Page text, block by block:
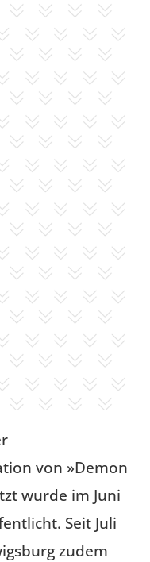
von »Demon
wurde im Juni
Seit Juli
zudem